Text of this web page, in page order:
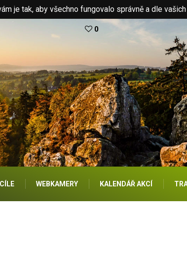
je tak, aby všechno fungovalo správně a dle
0
WEBKAMERY KALENDÁŘ AKCÍ